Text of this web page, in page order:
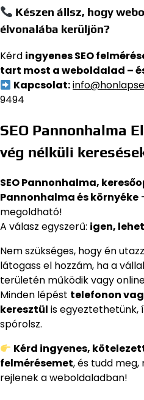
Készen állsz, hogy
élvonalába kerüljön?
Kérd ingyenes SEO
tart most a weboldalad –
Kapcsolat:
9494
SEO Pannonhalma
vég nélküli
SEO Pannonhalma,
Pannonhalma és környéke
megoldható!
A válasz egyszerű: igen,
Nem szükséges, hogy én
látogass el hozzám, ha a
területén működik vagy
Minden lépést telefonon
keresztül is egyeztethetünk,
spórolsz.
Kérd ingyenes,
felmérésemet, és tudd
rejlenek a weboldaladban!